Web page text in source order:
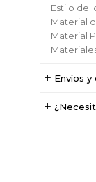
Estilo del
Material
Material
Envíos y